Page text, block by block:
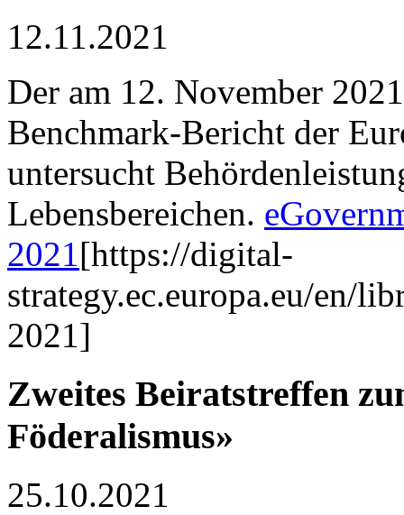
12.11.2021
Der am 12. November
Benchmark-Bericht der
untersucht
Lebensbereichen.
2021[https://digital-
strategy.ec.europa.eu/en/
2021]
Zweites Beiratstreffen
Föderalismus»
25.10.2021